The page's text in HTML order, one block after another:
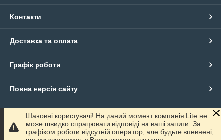
Контакти
Доставка та оплата
Графік роботи
Повна версія сайту
Сайт створено на маркетплейсі Prom.ua
Політика конфіденційності
Шановні користувачі! На даний момент компанія Lite не
може швидко опрацювати відповіді на ваші запити. За
графіком роботи відсутній оператор, але будьте впевнені,